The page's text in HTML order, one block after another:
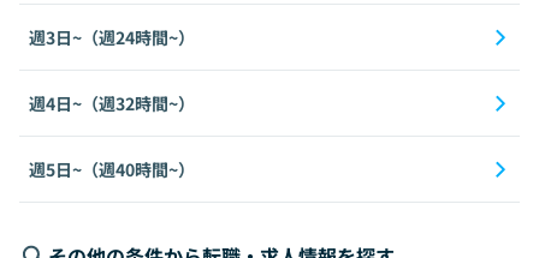
週3日~（週24時間~）
週4日~（週32時間~）
週5日~（週40時間~）